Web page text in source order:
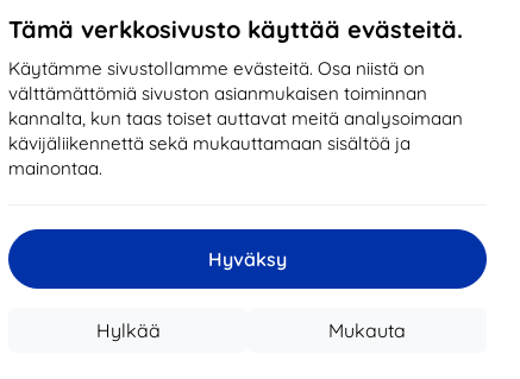
Tämä verkkosivusto käyttää evästeitä.
Käytämme sivustollamme evästeitä. Osa niistä on
välttämättömiä sivuston asianmukaisen toiminnan
kannalta, kun taas toiset auttavat meitä analysoimaan
kävijäliikennettä sekä mukauttamaan sisältöä ja
mainontaa.
Hyväksy
Mukauta
Hylkää